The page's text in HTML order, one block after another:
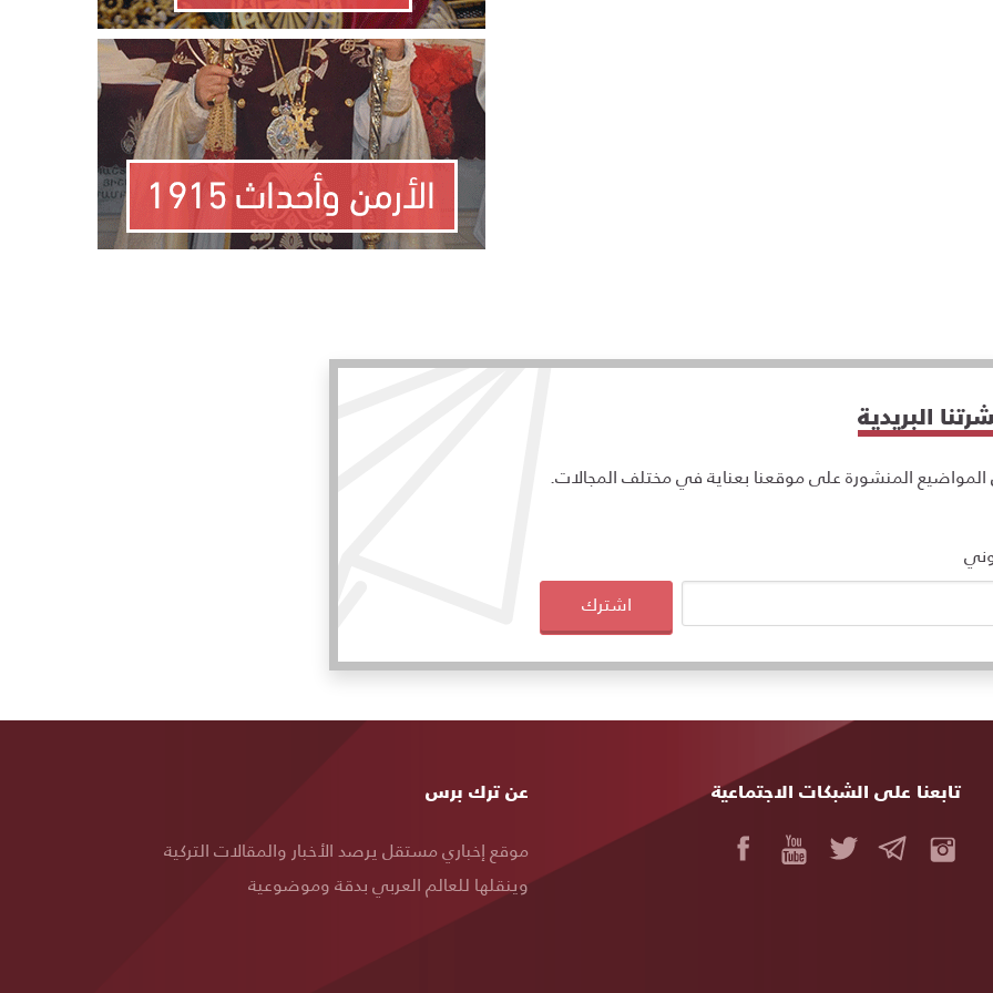
البريدية
المنشورة على موقعنا بعناية في مختلف المجالات.
اشترك
خريطة
تابعنا على الشبكات الاجتماعية
عن ترك برس
موقع إخباري مستقل يرصد الأخبار والمقالات التركية
وينقلها للعالم العربي بدقة وموضوعية